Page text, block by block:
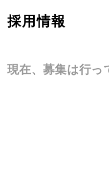
採用情報
現在、募集は行っ